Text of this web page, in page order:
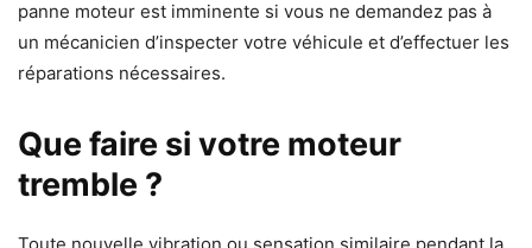
panne moteur est imminente si vous ne demandez pas à
un mécanicien d’inspecter votre véhicule et d’effectuer les
réparations nécessaires.
Que faire si votre moteur
tremble ?